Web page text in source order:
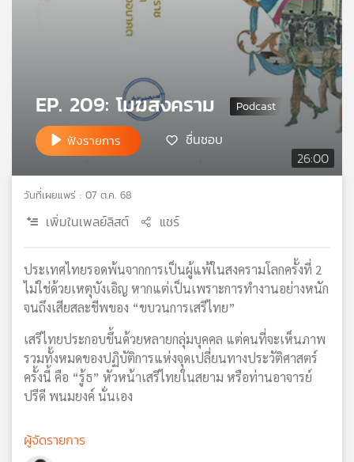
ไทย
เอส
แผนที่
วิทยุ
ข่าย
26:00
EP. 209: โมฆสงคราม
ฟังรายการ ชื่นชอบ
วันที่เผยแพร่ : 07 ต.ค. 68
เพิ่มในเพลย์ลิสต์ แชร์
ประเทศไทยรอดพ้นจากการเป็นผู้แพ้ในสงครามโลกครั้งที่ 2
ไม่ใช่ด้วยเหตุบังเอิญ หากแต่เป็นเพราะการทำงานอย่างหนัก
จนถึงเสียสละชีพของ “ขบวนการเสรีไทย”
เสรีไทยประกอบขึ้นด้วยหลายกลุ่มบุคคล แต่คนที่จะเห็นภาพ
รวมทั้งหมดของปฏิบัติการแห่งจุดเปลี่ยนทางประวัติศาสตร์
ครั้งนี้ คือ “รู้ธ” หัวหน้าเสรีไทยในสยาม หรือท่านอาจารย์
ปรีดี พนมยงค์ นั่นเอง
ผู้จัดรายการ